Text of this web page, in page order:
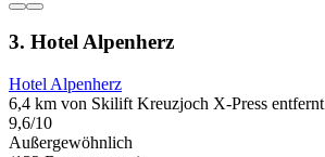
3. Hotel Alpenherz
Hotel Alpenherz
6,4 km von Skilift Kreuzjoch X-Press entfernt
9,6/10
Außergewöhnlich